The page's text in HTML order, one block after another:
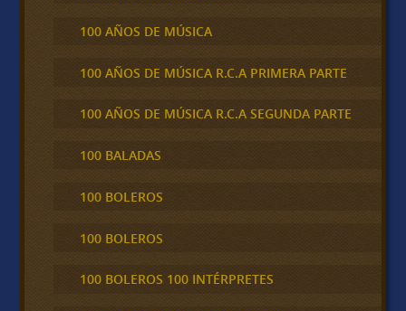
100 AÑOS DE MÚSICA
100 AÑOS DE MÚSICA R.C.A PRIMERA PARTE
100 AÑOS DE MÚSICA R.C.A SEGUNDA PARTE
100 BALADAS
100 BOLEROS
100 BOLEROS
100 BOLEROS 100 INTÉRPRETES